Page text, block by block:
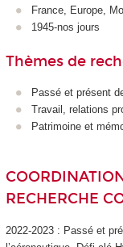
France, Europe,
1945-nos jours
Thèmes de
Passé et présent
Travail, relations
Patrimoine et
RECHERCHE
2022-2023 : Passé et